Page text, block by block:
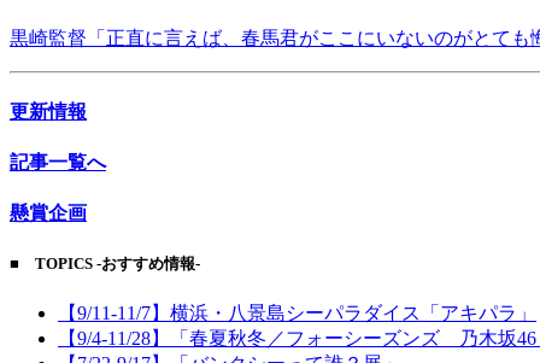
黒崎監督「正直に言えば、春馬君がここにいないのがとても
更新情報
記事一覧へ
懸賞企画
■ TOPICS -おすすめ情報-
【9/11-11/7】横浜・八景島シーパラダイス「アキパラ」
【9/4-11/28】「春夏秋冬／フォーシーズンズ 乃木坂46